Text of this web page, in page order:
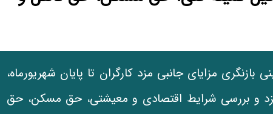
مزایای جانبی مزد کارگران تا پایان شهریورماه،
و بررسی شرایط اقتصادی و معیشتی، حق مسکن، حق